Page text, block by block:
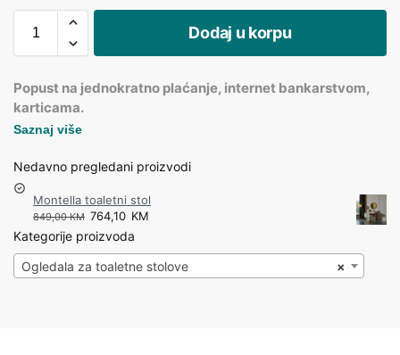
Dodaj u korpu
Popust na jednokratno plaćanje, internet bankarstvom,
karticama.
Saznaj više
Nedavno pregledani proizvodi
Montella toaletni stol
849,00KM 764,10 KM
Kategorije proizvoda
×
Ogledala za toaletne stolove